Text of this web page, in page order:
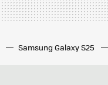
Samsung Galaxy S25